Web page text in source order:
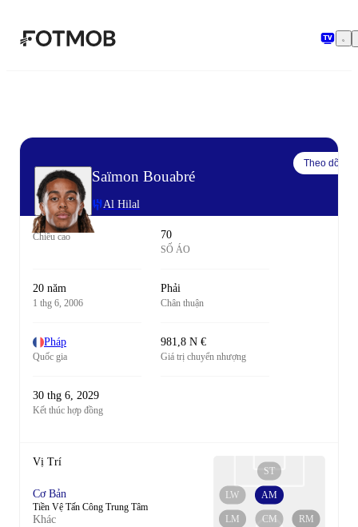
Saïmon Bouabré
Al Hilal
Theo dõi
Chiều cao 70
SỐ ÁO
20 năm
1 thg 6, 2006
Phải
Chân thuận
Pháp
Quốc gia
981,8 N €
Giá trị chuyển nhượng
30 thg 6, 2029
Kết thúc hợp đồng
Vị Trí
Cơ Bản
Tiền Vệ Tấn Công Trung Tâm
Khác RM
CM
LM
AM
LW
ST